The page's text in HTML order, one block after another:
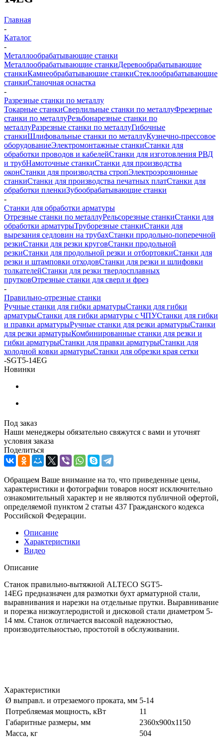
Главная
-
Каталог
-
Металлообрабатывающие станки
Металлообрабатывающие станкиДеревообрабатывающие
станкиКамнеобрабатывающие станкиСтеклообрабатывающие
станкиСтаночная оснастка
-
Разрезные станки по металлу
Токарные станкиСверлильные станки по металлуФрезерные
станки по металлуРезьбонарезные станки по
металлуРазрезные станки по металлуГибочные
станкиШлифовальные станки по металлуКузнечно-прессовое
оборудованиеЭлектромонтажные станкиСтанки для
обработки проводов и кабелейСтанки для изготовления РВД
и трубНамоточные станкиСтанки для производства
оконСтанки для производства стропЭлектроэрозионные
станкиСтанки для производства печатных платСтанки для
обработки пленкиЗубообрабатывающие станки
-
Станки для обработки арматуры
Отрезные станки по металлуРельсорезные станкиСтанки для
обработки арматурыТруборезные станкиСтанки для
вырезания седловин на трубаxСтанки продольно-поперечной
резкиСтанки для резки круговСтанки продольной
резкиСтанки для продольной резки и отбортовкиСтанки для
резки и штамповки отходовСтанки для резки и шлифовки
толкателейСтанки для резки твердосплавных
прутковОтрезные станки для сверл и фрез
-
Правильно-отрезные станки
Ручные станки для гибки арматурыСтанки для гибки
арматурыСтанки для гибки арматуры с ЧПУСтанки для гибки
и правки арматурыРучные станки для резки арматурыСтанки
для резки арматурыКомбинированные станки для резки и
гибки арматурыСтанки для правки арматурыСтанки для
холодной ковки арматурыСтанки для обрезки края сетки
-SGT5-14EG
Новинки
Под заказ
Наши менеджеры обязательно свяжутся с вами и уточнят
условия заказа
Поделиться
Обращаем Ваше внимание на то, что приведенные цены,
характеристики и фотографии товаров носят исключительно
ознакомительный характер и не являются публичной офертой,
определяемой пунктом 2 статьи 437 Гражданского кодекса
Российской Федерации.
Описание
Характеристики
Видео
Описание
Станок правильно-вытяжной ALTECO SGT5-
14EG предназначен для размотки бухт арматурной стали,
выравнивания и нарезки на отдельные прутки. Выравнивание
и порезка низкоуглеродистой и дисковой стали диаметром 5-
14 мм. Станок отличается высокой надежностью,
производительностью, простотой в обслуживании.
Характеристики
Ø выправл. и отрезаемого проката, мм 5-14
Потребляемая мощность, кВт
11
Габаритные размеры, мм
2360x900x1150
Масса, кг
504